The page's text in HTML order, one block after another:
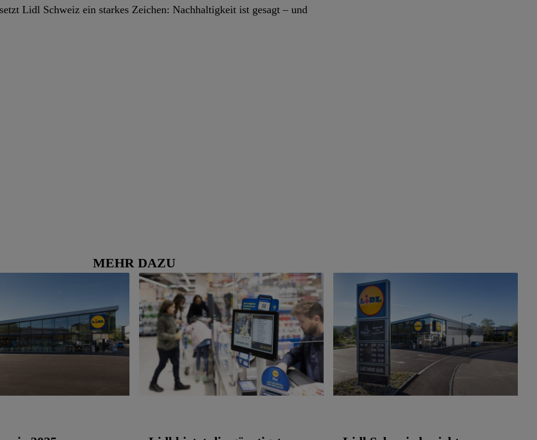
Lidl Schweiz ein starkes Zeichen: Nachhaltigkeit ist gesagt – und
MEHR DAZU